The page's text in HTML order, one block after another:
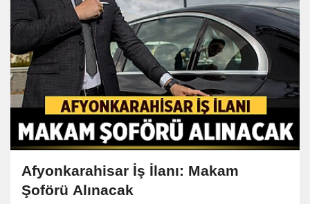
Afyonkarahisar İş İlanı: Makam
Şoförü Alınacak